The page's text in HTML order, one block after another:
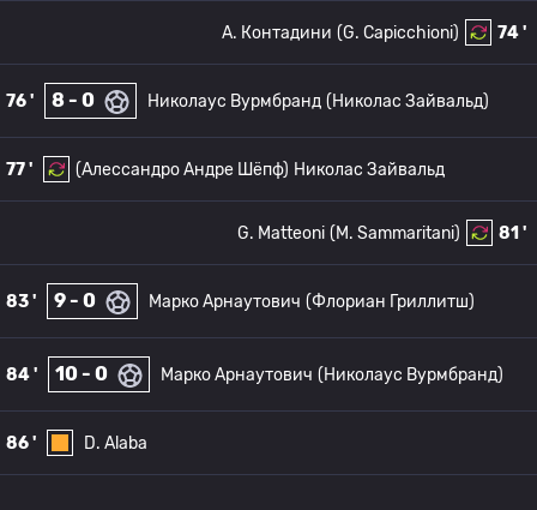
74 '
(G. Capicchioni)
A. Контадини
76 ' 8 - 0 Николаус Вурмбранд (Николас Зайвальд)
77 ' (Алессандро Андре Шёпф) Николас Зайвальд
81 '
(M. Sammaritani)
G. Matteoni
83 ' 9 - 0 Марко Арнаутович (Флориан Гриллитш)
84 ' 10 - 0 Марко Арнаутович (Николаус Вурмбранд)
86 ' D. Alaba